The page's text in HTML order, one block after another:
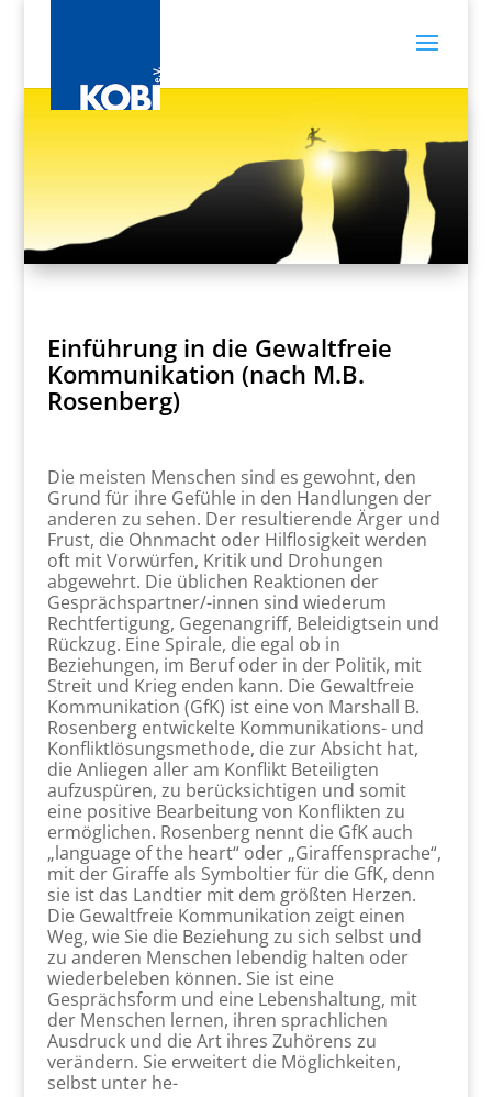
Einführung in die Gewaltfreie
Kommunikation (nach M.B.
Rosenberg)
Die meisten Menschen sind es gewohnt, den
Grund für ihre Gefühle in den Handlungen der
anderen zu sehen. Der resultierende Ärger und
Frust, die Ohnmacht oder Hilflosigkeit werden
oft mit Vorwürfen, Kritik und Drohungen
abgewehrt. Die üblichen Reaktionen der
Gesprächspartner/-innen sind wiederum
Rechtfertigung, Gegenangriff, Beleidigtsein und
Rückzug. Eine Spirale, die egal ob in
Beziehungen, im Beruf oder in der Politik, mit
Streit und Krieg enden kann. Die Gewaltfreie
Kommunikation (GfK) ist eine von Marshall B.
Rosenberg entwickelte Kommunikations- und
Konfliktlösungsmethode, die zur Absicht hat,
die Anliegen aller am Konflikt Beteiligten
aufzuspüren, zu berücksichtigen und somit
eine positive Bearbeitung von Konflikten zu
ermöglichen. Rosenberg nennt die GfK auch
„language of the heart“ oder „Giraffensprache“,
mit der Giraffe als Symboltier für die GfK, denn
sie ist das Landtier mit dem größten Herzen.
Die Gewaltfreie Kommunikation zeigt einen
Weg, wie Sie die Beziehung zu sich selbst und
zu anderen Menschen lebendig halten oder
wiederbeleben können. Sie ist eine
Gesprächsform und eine Lebenshaltung, mit
der Menschen lernen, ihren sprachlichen
Ausdruck und die Art ihres Zuhörens zu
verändern. Sie erweitert die Möglichkeiten,
selbst unter he-